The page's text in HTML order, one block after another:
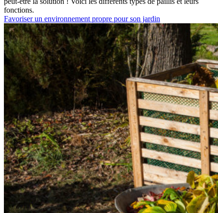
fonctions.
Favoriser un environnement propre pour son jardin